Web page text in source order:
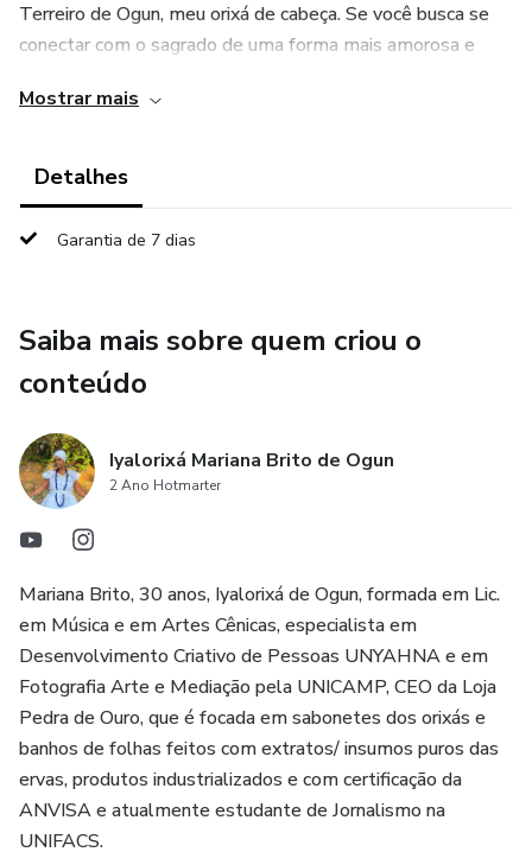
Terreiro de Ogun, meu orixá de cabeça. Se você busca se
conectar com o sagrado de uma forma mais amorosa e
senha para você ter acesso ao e-book, a sua senha pode
MAIL.
Mostrar mais
Detalhes
Garantia de 7 dias
Saiba mais sobre quem criou o
conteúdo
Iyalorixá Mariana Brito de Ogun
2 Ano Hotmarter
Mariana Brito, 30 anos, Iyalorixá de Ogun, formada em Lic.
em Música e em Artes Cênicas, especialista em
Desenvolvimento Criativo de Pessoas UNYAHNA e em
Fotografia Arte e Mediação pela UNICAMP, CEO da Loja
Pedra de Ouro, que é focada em sabonetes dos orixás e
banhos de folhas feitos com extratos/ insumos puros das
ervas, produtos industrializados e com certificação da
ANVISA e atualmente estudante de Jornalismo na
UNIFACS.